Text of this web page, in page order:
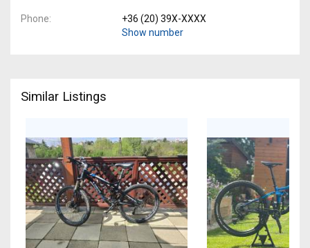
Phone
+36 (20) 39X-XXXX
Show number
Similar Listings